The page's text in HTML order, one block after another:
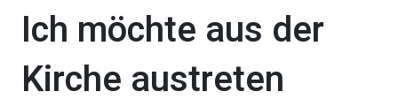
Ich möchte aus der
Kirche austreten